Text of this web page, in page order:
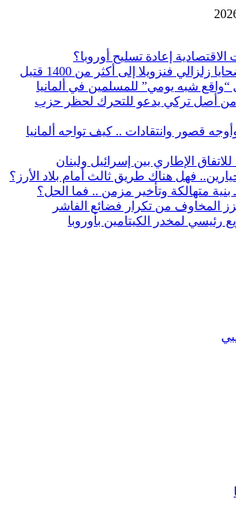
إعادة تسليح أوروبا؟
زلزالي فنزويلا إلى أكثر من 1400 قتيل
“واقع شبه يومي” للمسلمين في ألمانيا
أصل تركي يدعو للتحرك لحظر حزب
قصور وانتقادات .. كيف تواجه ألمانيا
للاتفاق الإطاري بين إسرائيل ولبنان
فهل هناك طريق ثالث أمام بلاد الأرز؟
بنية متهالكة وتأخير مزمن .. فما الحل؟
المخاوف من تكرار فضائع الفاشر
رئيسي لمخدر الكيتامين بأوروبا